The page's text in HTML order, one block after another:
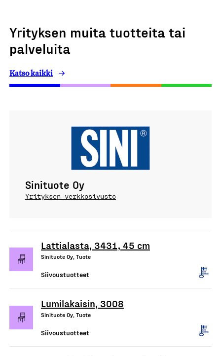
Yrityksen muita tuotteita tai
palveluita
Katso kaikki
Sinituote Oy
Yrityksen verkkosivusto
Lattialasta, 3431, 45 cm
Sinituote Oy, Tuote
Siivoustuotteet
Lumilakaisin, 3008
Sinituote Oy, Tuote
Siivoustuotteet